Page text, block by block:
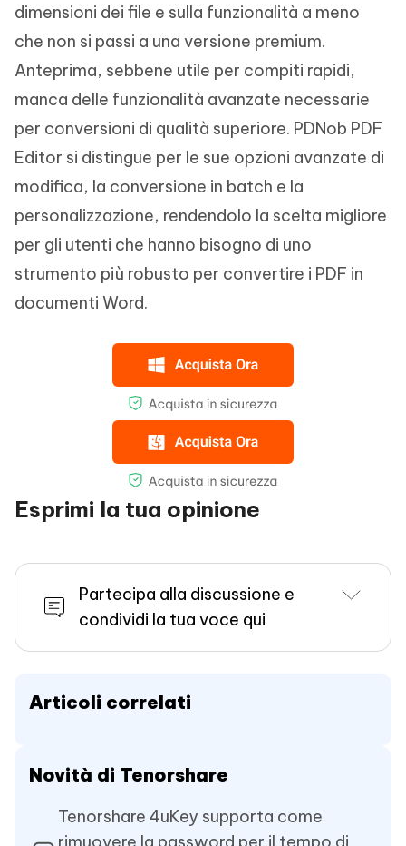
dimensioni dei file e sulla funzionalità a meno
che non si passi a una versione premium.
Anteprima, sebbene utile per compiti rapidi,
manca delle funzionalità avanzate necessarie
per conversioni di qualità superiore. PDNob PDF
Editor si distingue per le sue opzioni avanzate di
modifica, la conversione in batch e la
personalizzazione, rendendolo la scelta migliore
per gli utenti che hanno bisogno di uno
strumento più robusto per convertire i PDF in
documenti Word.
Esprimi la tua opinione
Partecipa alla discussione e
condividi la tua voce qui
Articoli correlati
Novità di Tenorshare
Tenorshare 4uKey supporta come
rimuovere la password per il tempo di